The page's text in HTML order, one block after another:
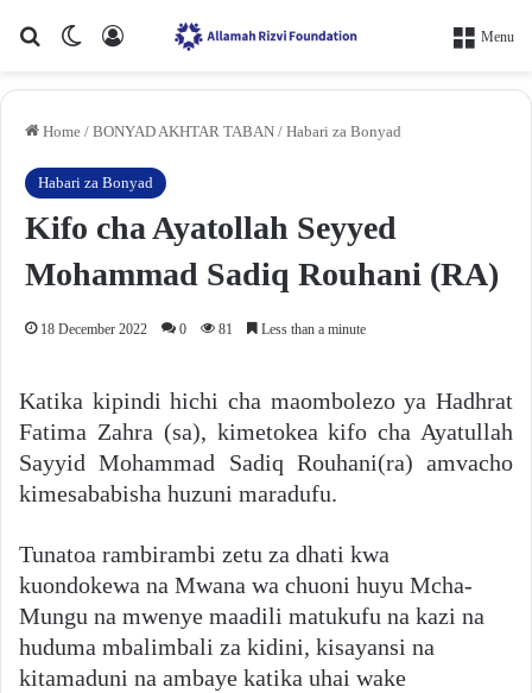
Search forSwitch skin
Log In Menu
Home / BONYAD AKHTAR TABAN / Habari za Bonyad
Habari za Bonyad
Kifo cha Ayatollah Seyyed
Mohammad Sadiq Rouhani (RA)
18 December 2022 0 81 Less than a minute
Katika kipindi hichi cha maombolezo ya Hadhrat
Fatima Zahra (sa), kimetokea kifo cha Ayatullah
Sayyid Mohammad Sadiq Rouhani(ra) amvacho
kimesababisha huzuni maradufu.
Tunatoa rambirambi zetu za dhati kwa
kuondokewa na Mwana wa chuoni huyu Mcha-
Mungu na mwenye maadili matukufu na kazi na
huduma mbalimbali za kidini, kisayansi na
kitamaduni na ambaye katika uhai wake